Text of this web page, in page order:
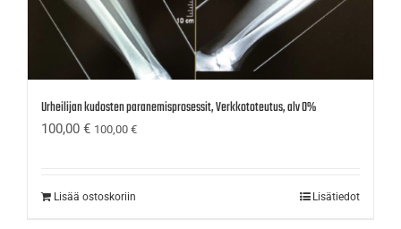
Urheilijan kudosten paranemisprosessit, Verkkototeutus, alv 0%
100,00 € 100,00 €
Lisää ostoskoriin Lisätiedot